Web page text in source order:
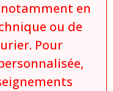
en
ou de
Pour